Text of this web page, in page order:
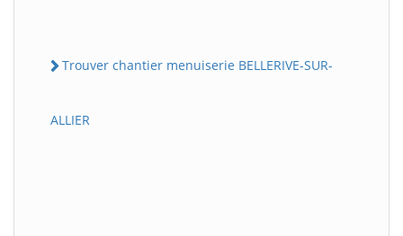
Trouver chantier menuiserie BELLERIVE-SUR-
ALLIER